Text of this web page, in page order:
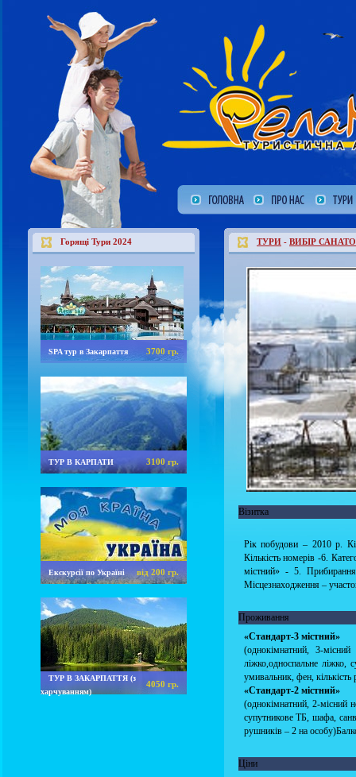
Горящі Тури 2024
SPA тур в Закарпаття 3700 гр.
ТУР В КАРПАТИ 3100 гр.
Екскурсії по Україні від 200 гр.
ТУР В ЗАКАРПАТТЯ (з
харчуванням)
4050 гр.
ТУРИ - ВИБІР
Візитка
Рік побудови – 2010 р.
Кількість номерів -6.
містний» - 5.
Місцезнаходження –
Проживання
«Стандарт-3 містний»
(однокімнатний, 3-
ліжко,односпальне ліжко,
умивальник, фен,
«Стандарт-2 містний»
(однокімнатний, 2-місний
супутникове ТБ, шафа,
рушників – 2 на
Ціни